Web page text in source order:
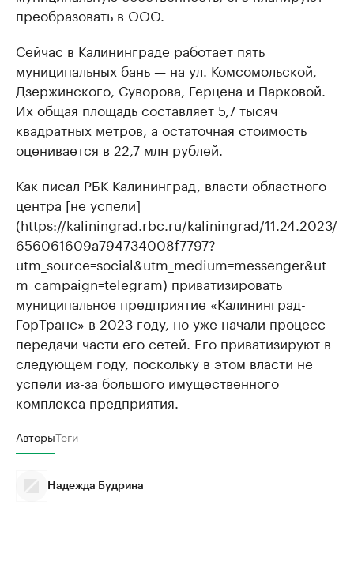
преобразовать в ООО.
Сейчас в Калининграде работает пять
муниципальных бань — на ул. Комсомольской,
Дзержинского, Суворова, Герцена и Парковой.
Их общая площадь составляет 5,7 тысяч
квадратных метров, а остаточная стоимость
оценивается в 22,7 млн рублей.
Как писал РБК Калининград, власти областного
центра [не успели]
(https://kaliningrad.rbc.ru/kaliningrad/11.24.2023/
656061609a794734008f7797?
utm_source=social&utm_medium=messenger&ut
m_campaign=telegram) приватизировать
муниципальное предприятие «Калининград-
ГорТранс» в 2023 году, но уже начали процесс
передачи части его сетей. Его приватизируют в
следующем году, поскольку в этом власти не
успели из-за большого имущественного
комплекса предприятия.
АвторыТеги
Надежда Будрина